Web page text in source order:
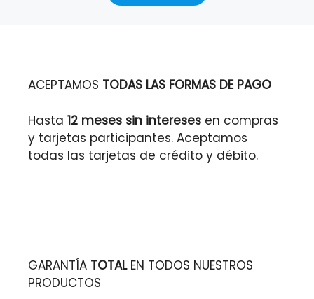
ACEPTAMOS TODAS LAS FORMAS DE PAGO
Hasta 12 meses sin intereses en compras
y tarjetas participantes. Aceptamos
todas las tarjetas de crédito y débito.
GARANTÍA TOTALEN TODOS NUESTROS
PRODUCTOS